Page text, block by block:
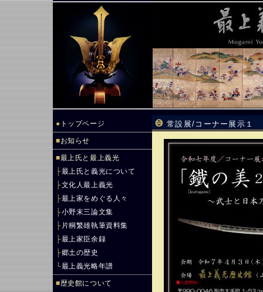
● トップページ
■お知らせ
■最上氏と最上義光
├最上氏と義光について
├文化人最上義光
├最上家をめぐる人々
├小野末三論文集
├ 片桐繁雄執筆資料集
├最上家臣余録
├郷土の歴史
└最上義光略年譜
■歴史館について
常設展/コーナー展示